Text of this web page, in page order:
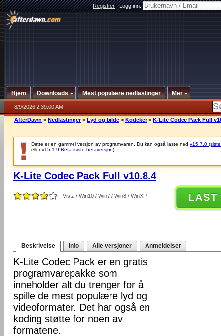
Registrer|Logg inn:
Hjem Downloads Mest populære nedlastinger Mer
8/9/2026 2:39:00 AM
AfterDawn > Nedlastinger > Lyd og bilde > Kodeker > K-Lite Codec Pack Full
Dette er en gammel versjon av programvaren. Du kan også laste ned v15.7.0
ellerv15.1.9 Beta (siste betaversjon)
K-Lite Codec Pack Full v10.8.4
Vista / Win10 / Win7 / Win8 / WinXP LAST
Beskrivelse Info Alle versjoner Anmeldelser
K-Lite Codec Pack er en gratis
programvarepakke som
inneholder alt du trenger for å
spille de mest populære lyd og
videoformater. Det har også en
koding støtte for noen av
formatene.